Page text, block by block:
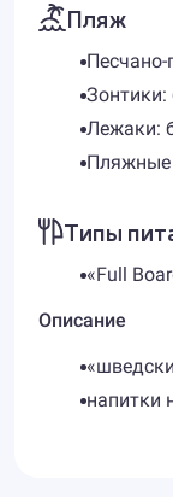
Пляж
Песчано-
Зонтики:
Лежаки:
Пляжные
Типы
«Full
Описание
напитки